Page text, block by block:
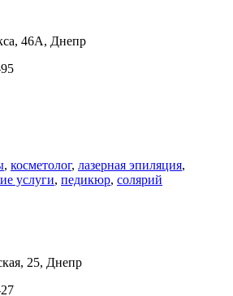
46А, Днепр
, косметолог, лазерная эпиляция,
услуги, педикюр, солярий
25, Днепр